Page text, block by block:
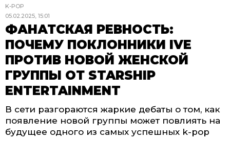
K-POP
05.02.2025, 15:01
ФАНАТСКАЯ РЕВНОСТЬ:
ПОЧЕМУ ПОКЛОННИКИ IVE
ПРОТИВ НОВОЙ ЖЕНСКОЙ
ГРУППЫ ОТ STARSHIP
ENTERTAINMENT
В сети разгораются жаркие дебаты о том, как
появление новой группы может повлиять на
будущее одного из самых успешных k-pop